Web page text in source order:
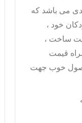
می باشد که
خود ،
ساخت ،
قیمت
خوب جهت